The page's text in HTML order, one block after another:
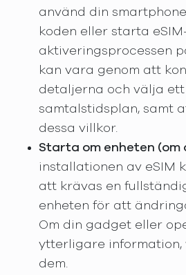
använd din
koden eller starta
aktiveringsprocessen
kan vara genom att
detaljerna och välja
samtalstidsplan, samt
dessa villkor.
Starta om enheten (om
installationen av eSIM
att krävas en
enheten för att
Om din gadget eller
ytterligare information,
dem.